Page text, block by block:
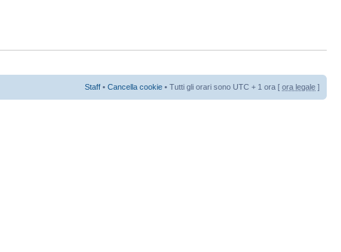
Staff • Cancella cookie • Tutti gli orari sono UTC + 1 ora [ ora legale ]